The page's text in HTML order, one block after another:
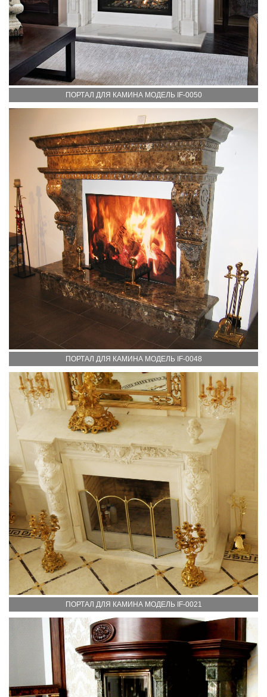
ПОРТАЛ ДЛЯ КАМИНА МОДЕЛЬ IF-0050
ПОРТАЛ ДЛЯ КАМИНА МОДЕЛЬ IF-0048
ПОРТАЛ ДЛЯ КАМИНА МОДЕЛЬ IF-0021